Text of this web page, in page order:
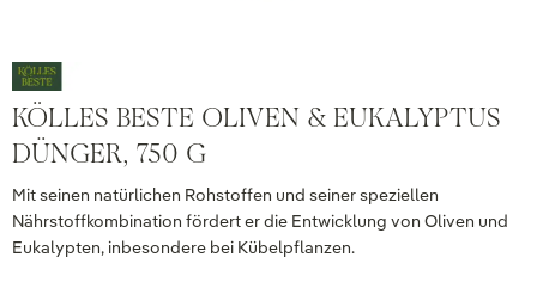
KÖLLES BESTE OLIVEN & EUKALYPTUS
DÜNGER, 750 G
Mit seinen natürlichen Rohstoffen und seiner speziellen
Nährstoffkombination fördert er die Entwicklung von Oliven und
Eukalypten, inbesondere bei Kübelpflanzen.